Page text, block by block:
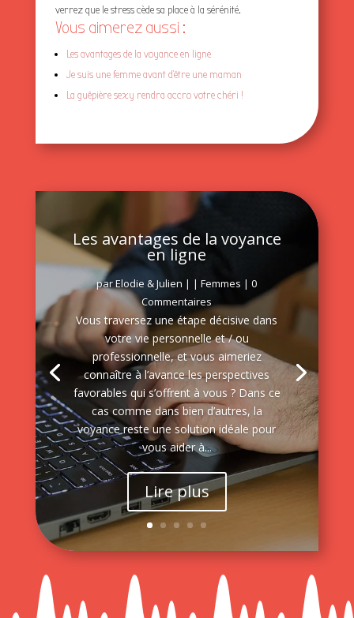
verrez que le stress cède sa place à la sérénité.
Vous aimerez aussi :
Les avantages de la voyance en ligne
Je suis une femme avant d’être une maman
La guêpière sexy rendra accro votre chéri !
Les avantages de la voyance
en ligne
parElodie & Julien | |Femmes | 0
Commentaires
Vous traversez une étape décisive dans
votre vie personnelle et / ou
professionnelle, et vous aimeriez
connaître à l’avance les perspectives
favorables qui s’offrent à vous ? Dans ce
cas comme dans bien d’autres, la
voyance reste une solution idéale pour
vous aider à...
Lire plus